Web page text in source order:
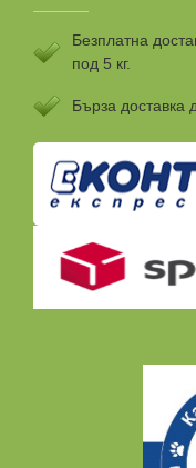
Безплатна
под 5 кг.
Бързa